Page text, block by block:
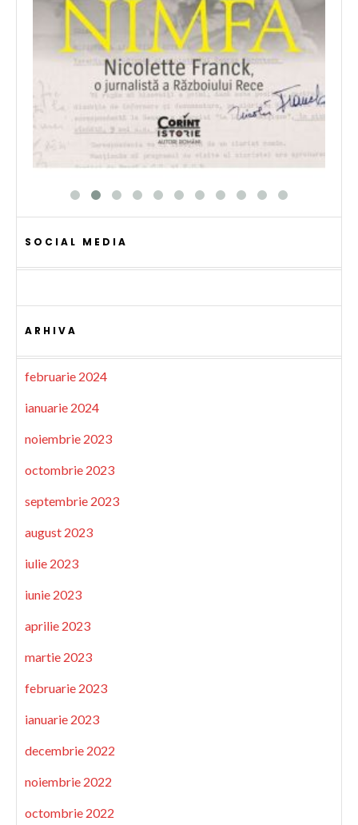
SOCIAL MEDIA
ARHIVA
februarie 2024
ianuarie 2024
noiembrie 2023
octombrie 2023
septembrie 2023
august 2023
iulie 2023
iunie 2023
aprilie 2023
martie 2023
februarie 2023
ianuarie 2023
decembrie 2022
noiembrie 2022
octombrie 2022